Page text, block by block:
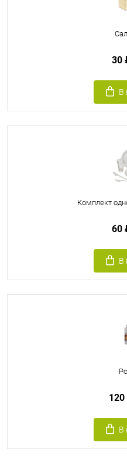
30
В
Комплект
60
В
В